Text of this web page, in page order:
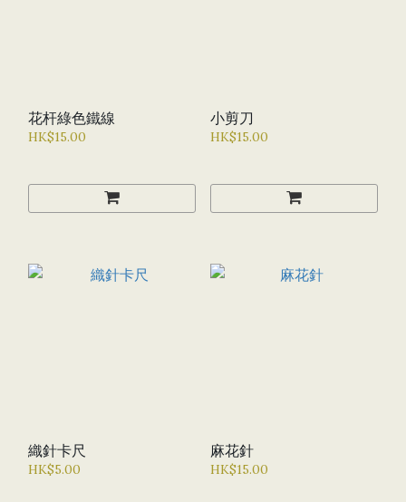
花杆綠色鐵線
HK$15.00
小剪刀
HK$15.00
織針卡尺
HK$5.00
麻花針
HK$15.00